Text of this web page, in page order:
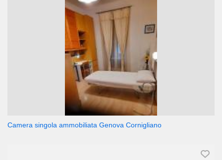
Camera singola ammobiliata Genova Cornigliano